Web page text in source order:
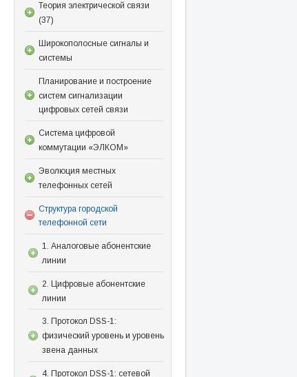
Теория электрической связи
(37)
Широкополосные сигналы и
системы
Планирование и построение
систем сигнализации
цифровых сетей связи
Система цифровой
коммутации «ЭЛКОМ»
Эволюция местных
телефонных сетей
Структура городской
телефонной сети
1. Аналоговые абонентские
линии
2. Цифровые абонентские
линии
3. Протокол DSS-1:
физический уровень и уровень
звена данных
4. Протокол DSS-1: сетевой